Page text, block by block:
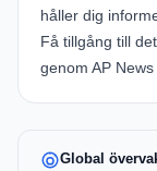
håller dig
Få tillgång till
genom AP News
Global